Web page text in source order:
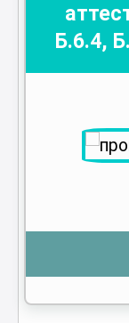
Б.6.4,